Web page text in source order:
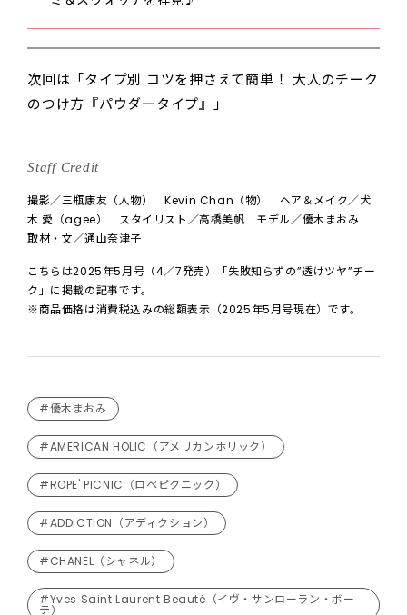
次回は「タイプ別 コツを押さえて簡単！ 大人のチーク
のつけ方『パウダータイプ』」
Staff Credit
撮影／三瓶康友（人物） Kevin Chan（物） ヘア＆メイク／犬
木 愛（agee） スタイリスト／高橋美帆 モデル／優木まおみ
取材・文／通山奈津子
こちらは2025年5月号（4／7発売）「失敗知らずの”透けツヤ”チー
ク」に掲載の記事です。
※商品価格は消費税込みの総額表示（2025年5月号現在）です。
#優木まおみ
#AMERICAN HOLIC（アメリカンホリック）
#ROPE' PICNIC（ロペピクニック）
#ADDICTION（アディクション）
#CHANEL（シャネル）
#Yves Saint Laurent Beauté（イヴ・サンローラン・ボー
テ）